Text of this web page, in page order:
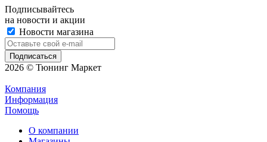
Подписывайтесь
на новости и акции
Новости магазина
2026 © Тюнинг Маркет
Компания
Информация
Помощь
О компании